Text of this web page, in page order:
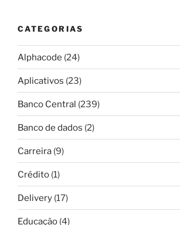
CATEGORIAS
Alphacode (24)
Aplicativos (23)
Banco Central (239)
Banco de dados (2)
Carreira (9)
Crédito (1)
Delivery (17)
Educação (4)